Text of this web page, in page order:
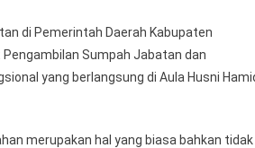
di Pemerintah Daerah Kabupaten
Sumpah Jabatan dan
yang berlangsung di Aula Husni
merupakan hal yang biasa bahkan tidak